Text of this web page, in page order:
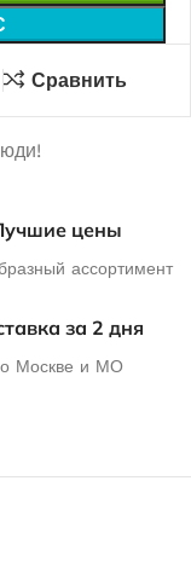
Сравнить
цены
ассортимент
за 2 дня
Москве и МО